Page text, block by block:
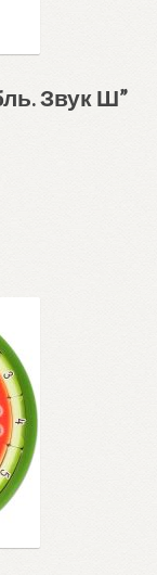
Звук Ш”